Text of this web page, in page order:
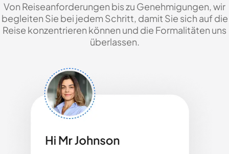
Von Reiseanforderungen bis zu Genehmigungen, wir
begleiten Sie bei jedem Schritt, damit Sie sich auf die
Reise konzentrieren können und die Formalitäten uns
überlassen.